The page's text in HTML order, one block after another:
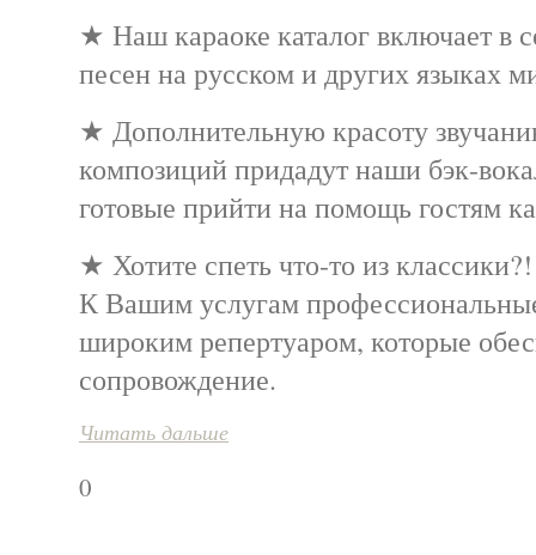
★ Наш караоке каталог включает в
песен на русском и других языках
★ Дополнительную красоту
композиций придадут наши бэк-
готовые прийти на помощь гостям
★ Хотите спеть что-то из
К Вашим услугам
широким репертуаром, которые
сопровождение.
Читать дальше
0